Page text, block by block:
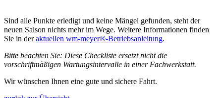
Sind alle Punkte erledigt und keine Mängel gefunden, steht der
neuen Saison nichts mehr im Wege. Weitere Informationen finden
Sie in deraktuellen wm-meyer®-Betriebsanleitung.
Bitte beachten Sie: Diese Checkliste ersetzt nicht die
vorschriftmäßigen Wartungsintervalle in einer Fachwerkstatt.
Wir wünschen Ihnen eine gute und sichere Fahrt.